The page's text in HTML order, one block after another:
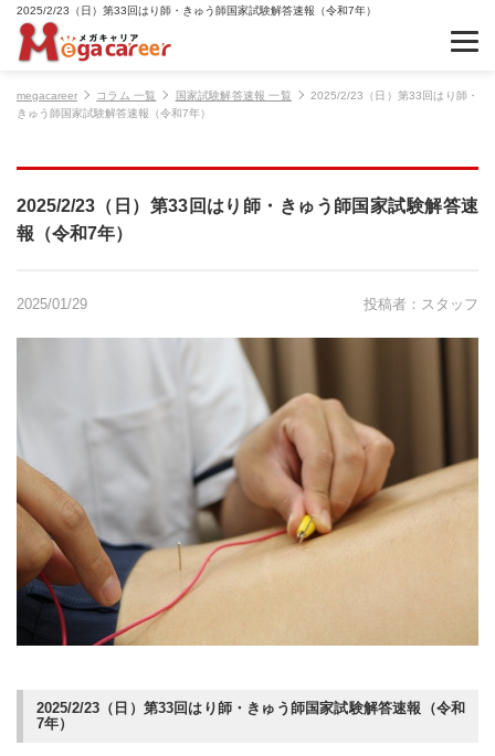
2025/2/23（日）第33回はり師・きゅう師国家試験解答速報（令和7年）
megacareer コラム 一覧 国家試験解答速報 一覧
2025/2/23（日）第33回はり師・
きゅう師国家試験解答速報（令和7年）
2025/2/23（日）第33回はり師・きゅう師国家試験解答速
報（令和7年）
2025/01/29 投稿者：スタッフ
2025/2/23（日）第33回はり師・きゅう師国家試験解答速報（令和
7年）